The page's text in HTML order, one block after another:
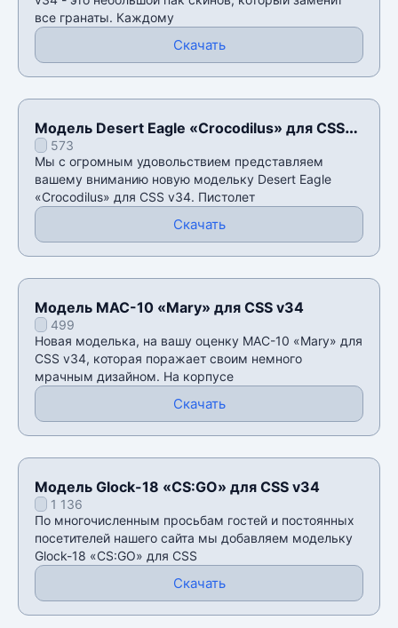
все гранаты. Каждому
Скачать
Модель Desert Eagle «Crocodilus» для CSS
v34573
Мы с огромным удовольствием представляем
вашему вниманию новую модельку Desert Eagle
«Crocodilus» для CSS v34. Пистолет
Скачать
Модель MAC-10 «Mary» для CSS v34
499
Новая моделька, на вашу оценку MAC-10 «Mary» для
CSS v34, которая поражает своим немного
мрачным дизайном. На корпусе
Скачать
Модель Glock-18 «CS:GO» для CSS v34
1 136
По многочисленным просьбам гостей и постоянных
посетителей нашего сайта мы добавляем модельку
Glock-18 «CS:GO» для CSS
Скачать